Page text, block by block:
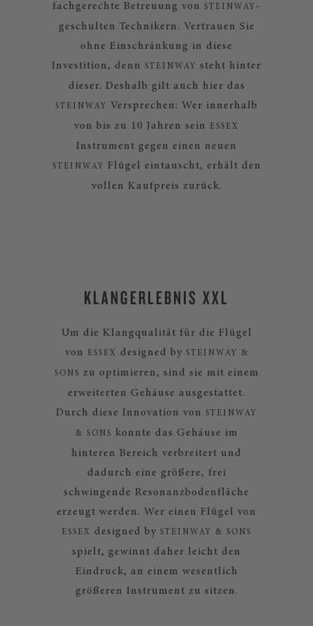
fachgerechte Betreuung von
STEINWAY -
geschulten Technikern. Vertrauen Sie
ohne Einschränkung in diese
Investition, denn
STEINWAY
steht hinter
dieser. Deshalb gilt auch hier das
STEINWAY
Versprechen: Wer innerhalb
von bis zu 10 Jahren sein
ESSEX
Instrument gegen einen neuen
STEINWAY
Flügel eintauscht, erhält den
vollen Kaufpreis zurück.
KLANGERLEBNIS XXL
Um die Klangqualität für die Flügel
von
ESSEX designed by STEINWAY &
SONS
zu optimieren, sind sie mit einem
erweiterten Gehäuse ausgestattet.
Durch diese Innovation von
STEINWAY
& SONS
konnte das Gehäuse im
hinteren Bereich verbreitert und
dadurch eine größere, frei
schwingende Resonanzbodenfläche
erzeugt werden. Wer einen Flügel von
ESSEX designed by STEINWAY & SONS
spielt, gewinnt daher leicht den
Eindruck, an einem wesentlich
größeren Instrument zu sitzen.